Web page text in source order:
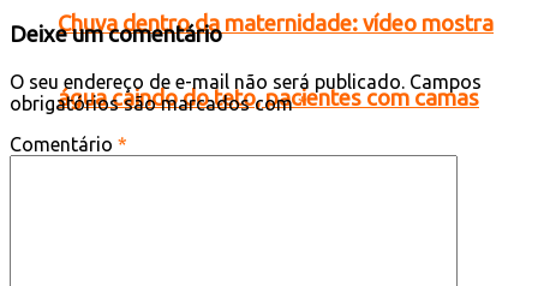
Chuva dentro da maternidade: vídeo mostra
água caindo do teto, pacientes com camas
Deixe um comentário
O seu endereço de e-mail não será publicado. Campos
obrigatórios são marcados com*
Comentário *